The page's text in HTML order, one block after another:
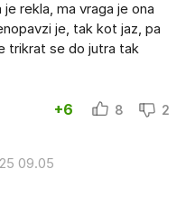
rekla, ma vraga je ona
je, tak kot jaz, pa
trikrat se do jutra tak
+6 8 2
09.05